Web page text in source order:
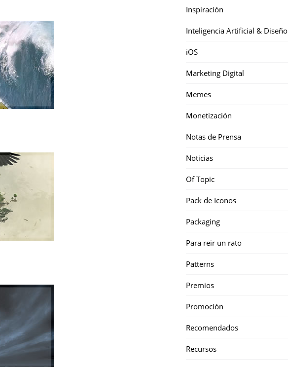
Inspiración
Inteligencia Artificial & Diseño
iOS
Marketing Digital
Memes
Monetización
Notas de Prensa
Noticias
Of Topic
Pack de Iconos
Packaging
Para reir un rato
Patterns
Premios
Promoción
Recomendados
Recursos